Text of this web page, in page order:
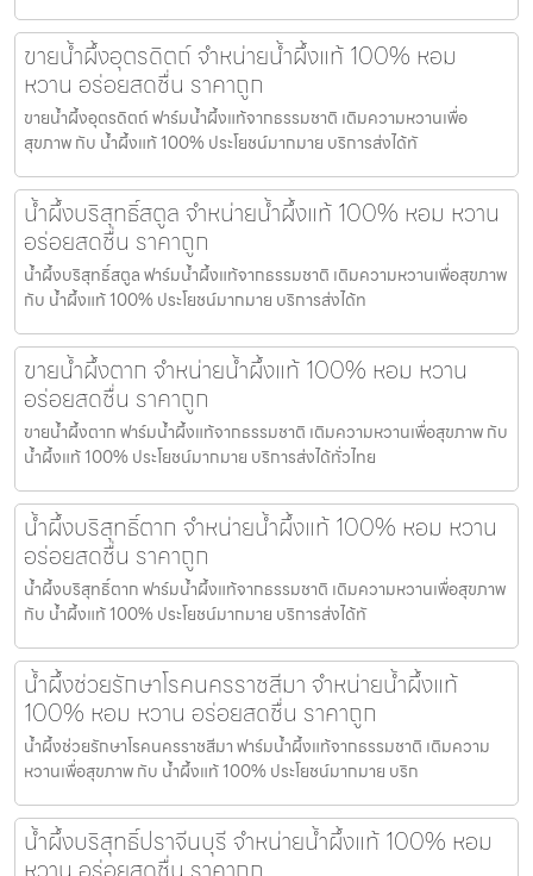
ขายน้ำผึ้งอุตรดิตถ์ จำหน่ายน้ำผึ้งแท้ 100% หอม
หวาน อร่อยสดชื่น ราคาถูก
ขายน้ำผึ้งอุตรดิตถ์ ฟาร์มน้ำผึ้งแท้จากธรรมชาติ เติมความหวานเพื่อ
สุขภาพ กับ น้ำผึ้งแท้ 100% ประโยชน์มากมาย บริการส่งได้ทั
น้ำผึ้งบริสุทธิ์สตูล จำหน่ายน้ำผึ้งแท้ 100% หอม หวาน
อร่อยสดชื่น ราคาถูก
น้ำผึ้งบริสุทธิ์สตูล ฟาร์มน้ำผึ้งแท้จากธรรมชาติ เติมความหวานเพื่อสุขภาพ
กับ น้ำผึ้งแท้ 100% ประโยชน์มากมาย บริการส่งได้ท
ขายน้ำผึ้งตาก จำหน่ายน้ำผึ้งแท้ 100% หอม หวาน
อร่อยสดชื่น ราคาถูก
ขายน้ำผึ้งตาก ฟาร์มน้ำผึ้งแท้จากธรรมชาติ เติมความหวานเพื่อสุขภาพ กับ
น้ำผึ้งแท้ 100% ประโยชน์มากมาย บริการส่งได้ทั่วไทย
น้ำผึ้งบริสุทธิ์ตาก จำหน่ายน้ำผึ้งแท้ 100% หอม หวาน
อร่อยสดชื่น ราคาถูก
น้ำผึ้งบริสุทธิ์ตาก ฟาร์มน้ำผึ้งแท้จากธรรมชาติ เติมความหวานเพื่อสุขภาพ
กับ น้ำผึ้งแท้ 100% ประโยชน์มากมาย บริการส่งได้ทั
น้ำผึ้งช่วยรักษาโรคนครราชสีมา จำหน่ายน้ำผึ้งแท้
100% หอม หวาน อร่อยสดชื่น ราคาถูก
น้ำผึ้งช่วยรักษาโรคนครราชสีมา ฟาร์มน้ำผึ้งแท้จากธรรมชาติ เติมความ
หวานเพื่อสุขภาพ กับ น้ำผึ้งแท้ 100% ประโยชน์มากมาย บริก
น้ำผึ้งบริสุทธิ์ปราจีนบุรี จำหน่ายน้ำผึ้งแท้ 100% หอม